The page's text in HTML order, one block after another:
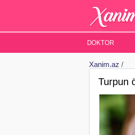
DOKTOR
Xanim.az /
Turpun